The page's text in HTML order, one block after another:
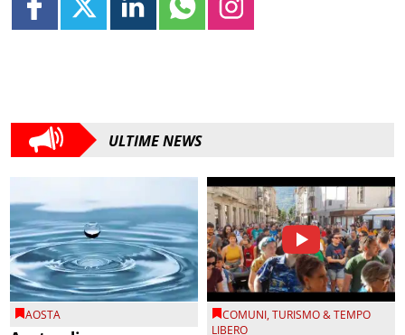
ULTIME NEWS
AOSTA COMUNI,TURISMO & TEMPO
LIBERO